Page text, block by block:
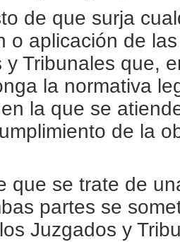
de que surja
o aplicación de
y Tribunales que,
la normativa
la que se
de la
que se trate de
partes se
Juzgados y